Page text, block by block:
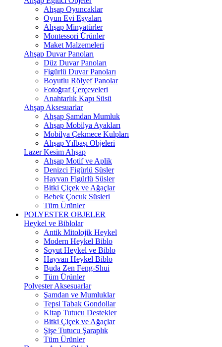
Ahşap Oyuncaklar
Oyun Evi Eşyaları
Ahşap Minyatürler
Montessori Ürünler
Maket Malzemeleri
Ahşap Duvar Panoları
Düz Duvar Panoları
Figürlü Duvar Panoları
Boyutlu Rölyef Panolar
Fotoğraf Çerçeveleri
Anahtarlık Kapı Süsü
Ahşap Aksesuarlar
Ahşap Şamdan Mumluk
Ahşap Mobilya Ayakları
Mobilya Çekmece Kulpları
Ahşap Yılbaşı Objeleri
Lazer Kesim Ahşap
Ahşap Motif ve Aplik
Denizci Figürlü Süsler
Hayvan Figürlü Süsler
Bitki Çiçek ve Ağaçlar
Bebek Çocuk Süsleri
Tüm Ürünler
POLYESTER OBJELER
Heykel ve Biblolar
Antik Mitolojik Heykel
Modern Heykel Biblo
Soyut Heykel ve Biblo
Hayvan Heykel Biblo
Buda Zen Feng-Shui
Tüm Ürünler
Polyester Aksesuarlar
Şamdan ve Mumluklar
Tepsi Tabak Gondollar
Kitap Tutucu Destekler
Bitki Çiçek ve Ağaçlar
Şişe Tutucu Şaraplık
Tüm Ürünler